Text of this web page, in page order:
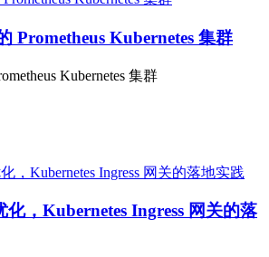
Prometheus Kubernetes 集群
Kubernetes 集群
，Kubernetes Ingress 网关的落